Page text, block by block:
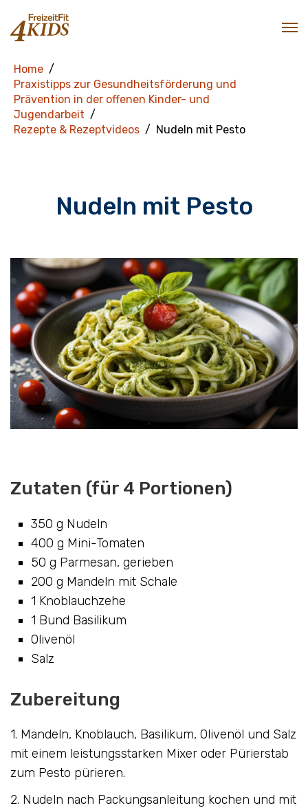
Home
Praxistipps zur Gesundheitsförderung und
Prävention in der offenen Kinder- und
Jugendarbeit
Rezepte & Rezeptvideos
Nudeln mit Pesto
Nudeln mit Pesto
Zutaten (für 4 Portionen)
350 g Nudeln
400 g Mini-Tomaten
50 g Parmesan, gerieben
200 g Mandeln mit Schale
1 Knoblauchzehe
1 Bund Basilikum
Olivenöl
Salz
Zubereitung
1. Mandeln, Knoblauch, Basilikum, Olivenöl und Salz
mit einem leistungsstarken Mixer oder Pürierstab
zum Pesto pürieren.
2. Nudeln nach Packungsanleitung kochen und mit